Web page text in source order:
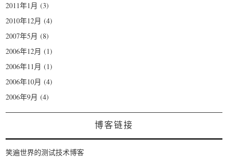
2011年1月 (3)
2010年12月 (4)
2007年5月 (8)
2006年12月 (1)
2006年11月 (1)
2006年10月 (4)
2006年9月 (4)
博客链接
笑遍世界的测试技术博客